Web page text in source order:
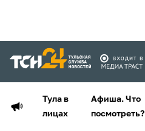
Тула в
лицах
Афиша. Что
посмотреть?